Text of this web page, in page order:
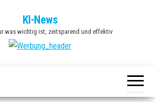
KI-News
was wichtig ist, zeitsparend und effektiv